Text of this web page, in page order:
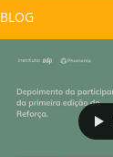
BLOG